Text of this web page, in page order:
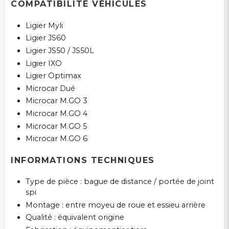
COMPATIBILITÉ VÉHICULES
Ligier Myli
Ligier JS60
Ligier JS50 / JS50L
Ligier IXO
Ligier Optimax
Microcar Dué
Microcar M.GO 3
Microcar M.GO 4
Microcar M.GO 5
Microcar M.GO 6
INFORMATIONS TECHNIQUES
Type de pièce : bague de distance / portée de joint
spi
Montage : entre moyeu de roue et essieu arrière
Qualité : équivalent origine